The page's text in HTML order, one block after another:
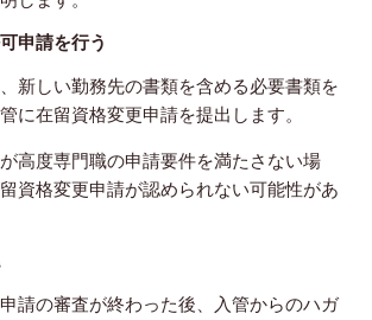
申請を行う
新しい勤務先の書類を含める必要書類を
に在留資格変更申請を提出します。
高度専門職の申請要件を満たさない場
資格変更申請が認められない可能性があ
請の審査が終わった後、入管からのハガ